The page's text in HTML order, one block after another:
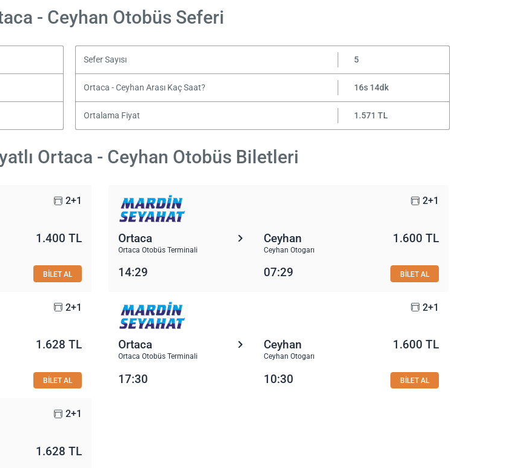
- Ceyhan Otobüs Seferi
Sefer Sayısı 5
Ortaca - Ceyhan Arası Kaç Saat? 16s 14dk
Ortalama Fiyat 1.571 TL
Ortaca - Ceyhan Otobüs Biletleri
2+1
1.400 TL
BİLET AL
2+1
Ortaca
Ortaca Otobüs Terminali
Ceyhan
Ceyhan Otogarı
1.600 TL
14:29 07:29 BİLET AL
2+1
1.628 TL
BİLET AL
2+1
Ortaca
Ortaca Otobüs Terminali
Ceyhan
Ceyhan Otogarı
1.600 TL
17:30 10:30 BİLET AL
2+1
1.628 TL